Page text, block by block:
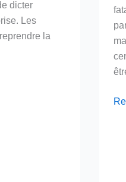
dicter
Les
la
Le